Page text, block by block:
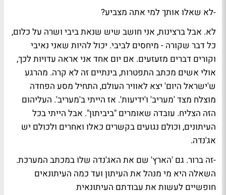
-לא שאלו אותך למי אתה מצביע?
לא. אבל ברצינות, אני חושב שיש שנאת ביבי ושרה על כלום,
כל דבר שקורה - מיחסים לביבי. יכול להיות שאני נאיבי
וקורים דברים מזעזעים. אם יום אחד אני אראה עדויות לכך,
אולי אשים מכתב התפטרות, בינתיים זה לא קרה. מהרגע
ש'ישראל היום' יצא לאוויר העולם, התחיל מסע הפחדה
מוצלח מצד 'מעריב' ו'ידיעות'. אז הייתי ב'מעריב'. העליהום
הזה הצליח. עובדה שאומרים "ביביתון". אבל הייתי בכל
העיתונים, וכולם נגועים בקשרים כאלו ואחרים ולכולם יש
אג'נדה.
-זה ברור. גם 'הארץ' שם את האג'נדה שלו במכתב המערכת.
השאלה היא מי מנהל את העיתון ועד כמה העיתונאים
חופשיים לעשות את עבודתם העיתונאית